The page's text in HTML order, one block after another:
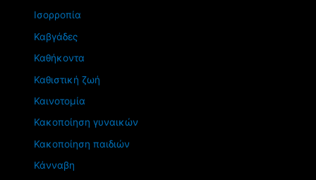
Ισορροπία
Καβγάδες
Καθήκοντα
Καθιστική ζωή
Καινοτομία
Κακοποίηση γυναικών
Κακοποίηση παιδιών
Κάνναβη